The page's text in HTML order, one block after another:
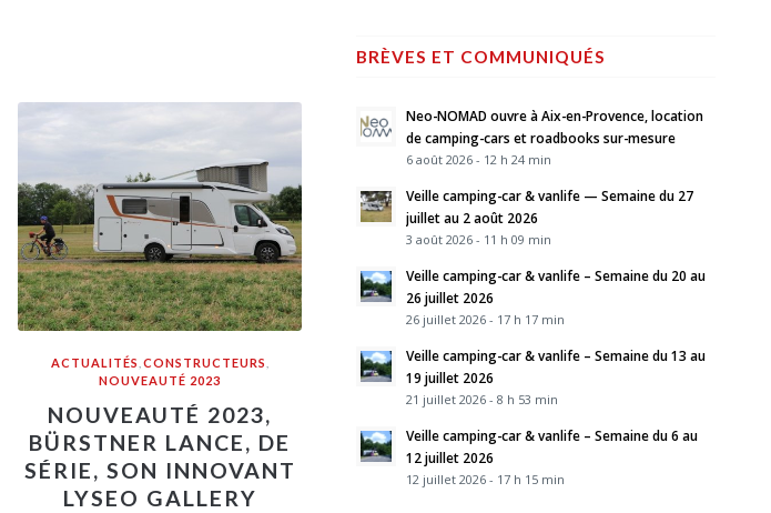
ACTUALITÉS ,CONSTRUCTEURS
NOUVEAUTÉ 2023
NOUVEAUTÉ 2023,
BÜRSTNER LANCE, DE
SÉRIE, SON INNOVANT
LYSEO GALLERY
BRÈVES ET COMMUNIQUÉS
Neo-NOMAD ouvre à Aix-en-Provence, location
de camping-cars et roadbooks sur-mesure
6 août 2026 - 12 h 24 min
Veille camping-car & vanlife — Semaine du 27
juillet au 2 août 2026
3 août 2026 - 11 h 09 min
Veille camping-car & vanlife – Semaine du 20 au
26 juillet 2026
26 juillet 2026 - 17 h 17 min
Veille camping-car & vanlife – Semaine du 13 au
19 juillet 2026
21 juillet 2026 - 8 h 53 min
Veille camping-car & vanlife – Semaine du 6 au
12 juillet 2026
12 juillet 2026 - 17 h 15 min